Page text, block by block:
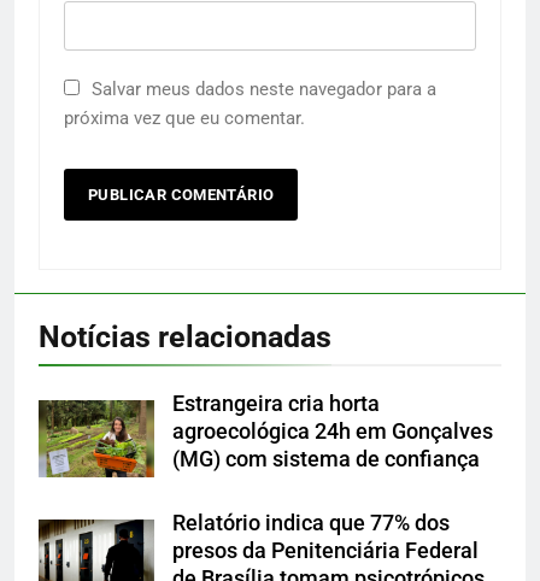
Salvar meus dados neste navegador para a
próxima vez que eu comentar.
Notícias relacionadas
Estrangeira cria horta
agroecológica 24h em Gonçalves
(MG) com sistema de confiança
Relatório indica que 77% dos
presos da Penitenciária Federal